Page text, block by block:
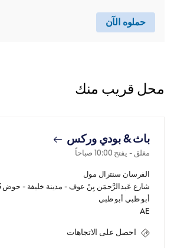
حملوه الآن
محل قريب منك
باث & بودي وركس
مغلق - يفتح 10:00 صباحاً
الفرسان سنترال مول
شارع عَبدالرَّحمَن بِنْ عوف - مدينة خليفة - حوض 33
أبو ظبي أبو ظبي
AE
احصل على الاتجاهات